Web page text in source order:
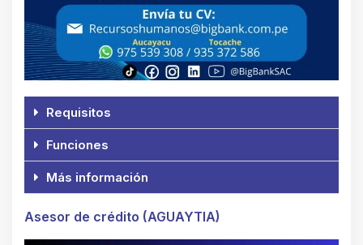
Requisitos
Funciones
Más información
Asesor de crédito (AGUAYTIA)